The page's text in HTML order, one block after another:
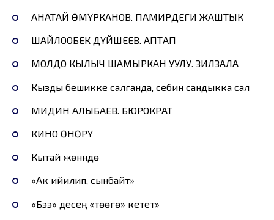
АНАТАЙ ӨМҮРКАНОВ. ПАМИРДЕГИ ЖАШТЫК
ШАЙЛООБЕК ДҮЙШЕЕВ. АПТАП
МОЛДО КЫЛЫЧ ШАМЫРКАН УУЛУ. ЗИЛЗАЛА
Кызды бешикке салганда, себин сандыкка сал
МИДИН АЛЫБАЕВ. БЮРОКРАТ
КИНО ӨНӨРҮ
Кытай жөнүндө
«Ак ийилип, сынбайт»
«Бээ» десең «төөгө» кетет»